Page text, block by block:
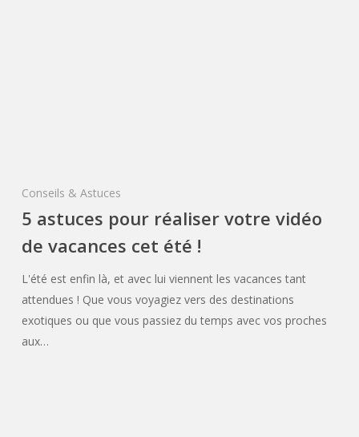
Conseils & Astuces
5 astuces pour réaliser votre vidéo
de vacances cet été !
L'été est enfin là, et avec lui viennent les vacances tant
attendues ! Que vous voyagiez vers des destinations
exotiques ou que vous passiez du temps avec vos proches
aux…